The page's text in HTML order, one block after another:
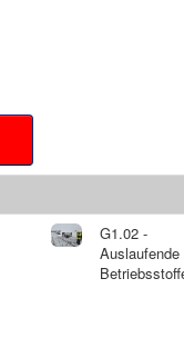
G1.02 -
Auslaufende